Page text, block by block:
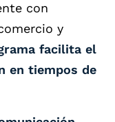
con
y
facilita el
en tiempos de